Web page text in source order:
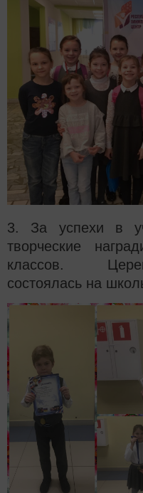
3. За успехи в
творческие
классов.
состоялась на